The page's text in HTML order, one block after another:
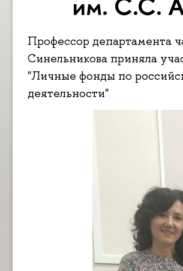
Профессор департамента
Синельникова приняла
"Личные фонды по
деятельности"